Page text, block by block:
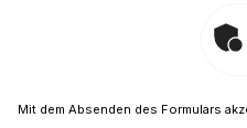
Mit dem Absenden des Formulars